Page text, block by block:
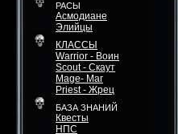
РАСЫ
Асмодиане
Элийцы
КЛАССЫ
Warrior - Воин
Scout - Скаут
Mage- Маг
Priest - Жрец
БАЗА ЗНАНИЙ
Квесты
НПС